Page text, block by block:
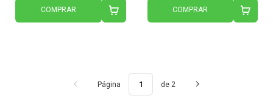
COMPRAR COMPRAR
Página de 2